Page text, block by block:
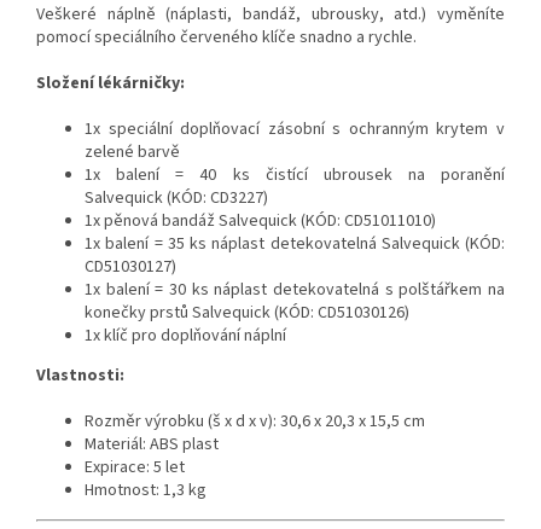
Veškeré náplně (náplasti, bandáž, ubrousky, atd.) vyměníte
pomocí speciálního červeného klíče snadno a rychle.
Složení lékárničky:
1x speciální doplňovací zásobní s ochranným krytem v
zelené barvě
1x balení = 40 ks čistící ubrousek na poranění
Salvequick (KÓD: CD3227)
1x pěnová bandáž Salvequick (KÓD: CD51011010)
1x balení = 35 ks náplast detekovatelná Salvequick (KÓD:
CD51030127)
1x balení = 30 ks náplast detekovatelná s polštářkem na
konečky prstů Salvequick (KÓD: CD51030126)
1x klíč pro doplňování náplní
Vlastnosti:
Rozměr výrobku (š x d x v): 30,6 x 20,3 x 15,5 cm
Materiál: ABS plast
Expirace: 5 let
Hmotnost: 1,3 kg